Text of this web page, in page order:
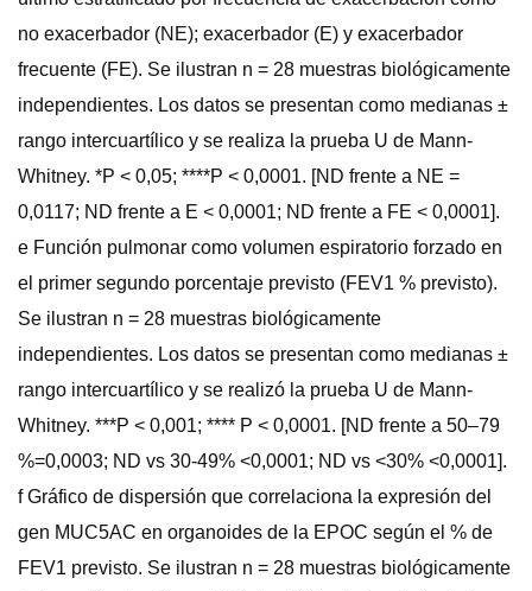
no exacerbador (NE); exacerbador (E) y exacerbador
frecuente (FE). Se ilustran n = 28 muestras biológicamente
independientes. Los datos se presentan como medianas ±
rango intercuartílico y se realiza la prueba U de Mann-
Whitney. *P < 0,05; ****P < 0,0001. [ND frente a NE =
0,0117; ND frente a E < 0,0001; ND frente a FE < 0,0001].
e Función pulmonar como volumen espiratorio forzado en
el primer segundo porcentaje previsto (FEV1 % previsto).
Se ilustran n = 28 muestras biológicamente
independientes. Los datos se presentan como medianas ±
rango intercuartílico y se realizó la prueba U de Mann-
Whitney. ***P < 0,001; **** P < 0,0001. [ND frente a 50–79
%=0,0003; ND vs 30-49% <0,0001; ND vs <30% <0,0001].
f Gráfico de dispersión que correlaciona la expresión del
gen MUC5AC en organoides de la EPOC según el % de
FEV1 previsto. Se ilustran n = 28 muestras biológicamente